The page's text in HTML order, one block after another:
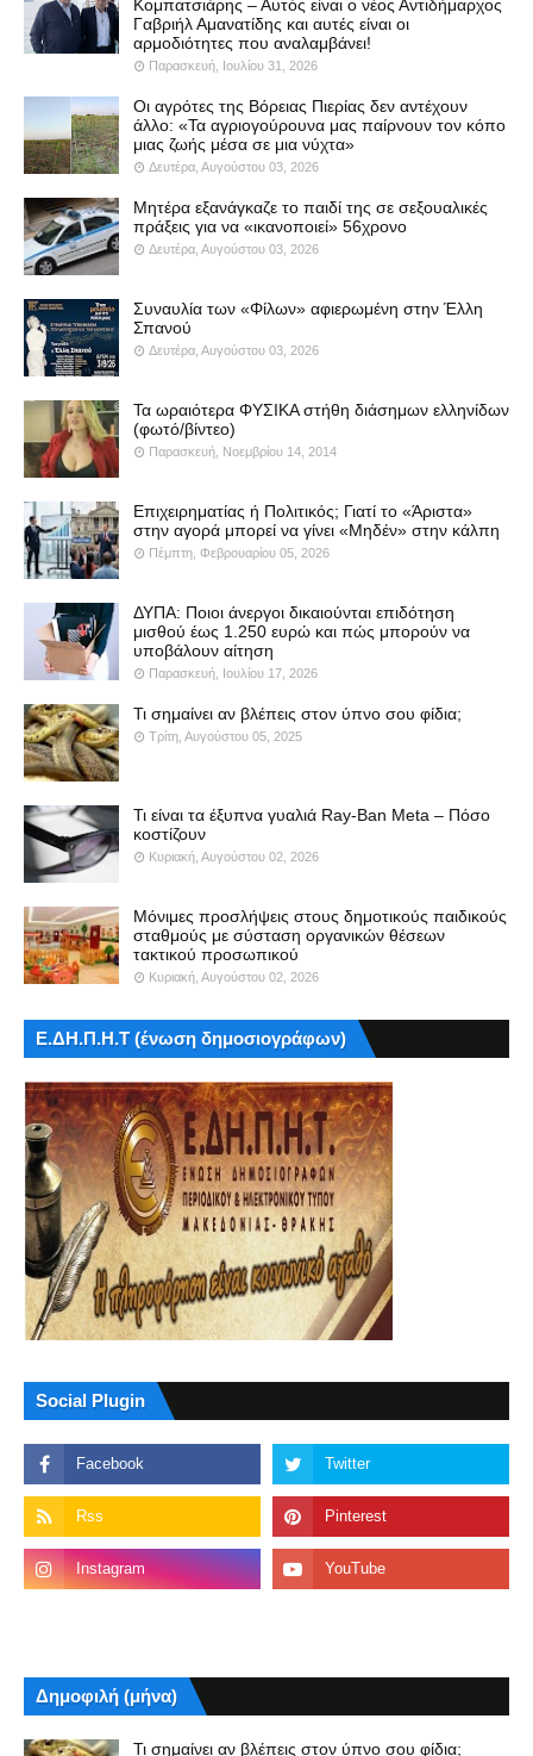
Κομπατσιάρης – Αυτός είναι ο νέος Αντιδήμαρχος
Γαβριήλ Αμανατίδης και αυτές είναι οι
αρμοδιότητες που αναλαμβάνει!
Παρασκευή, Ιουλίου 31, 2026
Οι αγρότες της Βόρειας Πιερίας δεν αντέχουν
άλλο: «Τα αγριογούρουνα μας παίρνουν τον κόπο
μιας ζωής μέσα σε μια νύχτα»
Δευτέρα, Αυγούστου 03, 2026
Μητέρα εξανάγκαζε το παιδί της σε σεξουαλικές
πράξεις για να «ικανοποιεί» 56χρονο
Δευτέρα, Αυγούστου 03, 2026
Συναυλία των «Φίλων» αφιερωμένη στην Έλλη
Σπανού
Δευτέρα, Αυγούστου 03, 2026
Τα ωραιότερα ΦΥΣΙΚΑ στήθη διάσημων ελληνίδων
(φωτό/βίντεο)
Παρασκευή, Νοεμβρίου 14, 2014
Επιχειρηματίας ή Πολιτικός; Γιατί το «Άριστα»
στην αγορά μπορεί να γίνει «Μηδέν» στην κάλπη
Πέμπτη, Φεβρουαρίου 05, 2026
ΔΥΠΑ: Ποιοι άνεργοι δικαιούνται επιδότηση
μισθού έως 1.250 ευρώ και πώς μπορούν να
υποβάλουν αίτηση
Παρασκευή, Ιουλίου 17, 2026
Τι σημαίνει αν βλέπεις στον ύπνο σου φίδια;
Τρίτη, Αυγούστου 05, 2025
Τι είναι τα έξυπνα γυαλιά Ray-Ban Meta – Πόσο
κοστίζουν
Κυριακή, Αυγούστου 02, 2026
Μόνιμες προσλήψεις στους δημοτικούς παιδικούς
σταθμούς με σύσταση οργανικών θέσεων
τακτικού προσωπικού
Κυριακή, Αυγούστου 02, 2026
Ε.ΔΗ.Π.Η.Τ (ένωση δημοσιογράφων)
Social Plugin
Δημοφιλή (μήνα)
Τι σημαίνει αν βλέπεις στον ύπνο σου φίδια;